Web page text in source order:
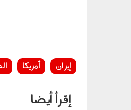
إيران أمريكا
إقرأ أيضا